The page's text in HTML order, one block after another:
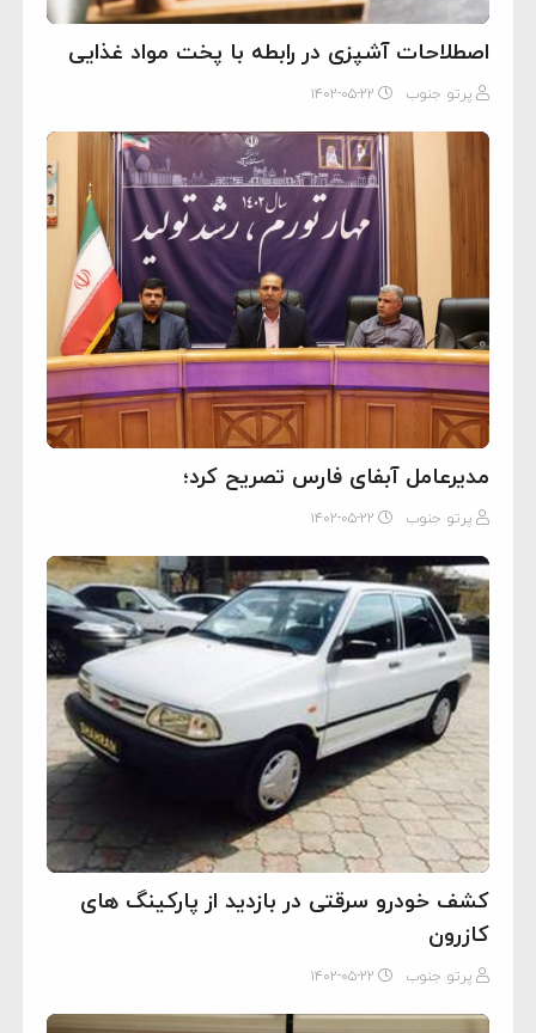
اصطلاحات آشپزی در رابطه با پخت مواد غذایی
پرتو جنوب ۱۴۰۲-۰۵-۲۲
مدیرعامل آبفای فارس تصریح کرد؛
پرتو جنوب ۱۴۰۲-۰۵-۲۲
کشف خودرو سرقتی در بازدید از پارکینگ های
کازرون
پرتو جنوب ۱۴۰۲-۰۵-۲۲